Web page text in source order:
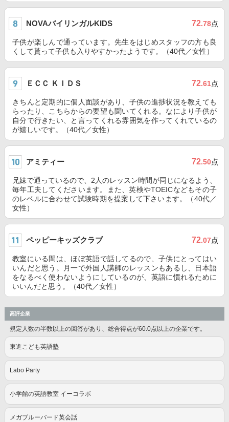
NOVAバイリンガルKIDS 72.78点
子供が楽しんで通っています。先生をはじめスタッフの方も良
くして貰って子供も入りやすかったようです。（40代／女性）
ＥＣＣ ＫＩＤＳ 72.61点
きちんと定期的に個人面談があり、子供の進捗状況を教えても
らったり、こちらからの要望も聞いてくれる。なにより子供が
自分で行きたい、と言ってくれる雰囲気を作ってくれているの
が嬉しいです。（40代／女性）
アミティー 72.50点
兄妹で通っているので、2人のレッスン時間が同じになるよう、
毎年工夫してくださいます。また、英検やTOEICなどもその子
のレベルに合わせて試験時期を提案して下さいます。（40代／
女性）
ペッピーキッズクラブ 72.07点
教室にいる間は、ほぼ英語で話してるので、子供にとってはい
いんだと思う。月一で外国人講師のレッスンもあるし、日本語
をなるべく使わないようにしているのが、英語に慣れるために
いいんだと思う。（40代／女性）
高評企業
規定人数の半数以上の回答があり、総合得点が60.0点以上の企業です。
東進こども英語塾
Labo Party
小学館の英語教室 イーコラボ
メガブルーバード英会話